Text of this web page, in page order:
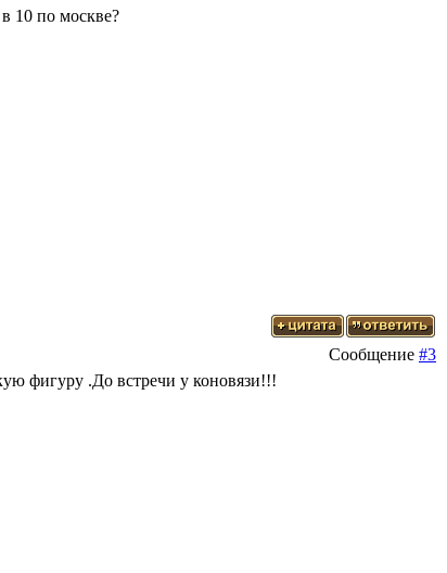
10 по москве?
Сообщение #3
фигуру .До встречи у коновязи!!!